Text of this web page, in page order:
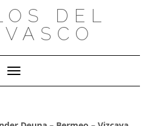
DEL
Cambiar modo de navegación